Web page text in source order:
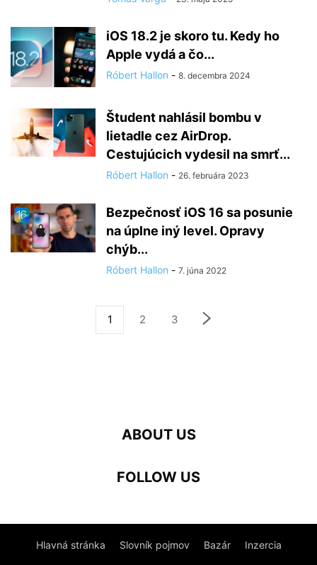
iOS 18.2 je skoro tu. Kedy ho
Apple vydá a čo...
Róbert Hallon - 8. decembra 2024
Študent nahlásil bombu v
lietadle cez AirDrop.
Cestujúcich vydesil na smrť...
Róbert Hallon - 26. februára 2023
Bezpečnosť iOS 16 sa posunie
na úplne iný level. Opravy
chýb...
Róbert Hallon - 7. júna 2022
1 2 3
ABOUT US
FOLLOW US
Hlavná stránka Slovník pojmov Bazár Inzercia